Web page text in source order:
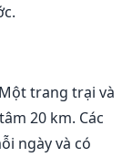
trang trại và
20 km. Các
ngày và có